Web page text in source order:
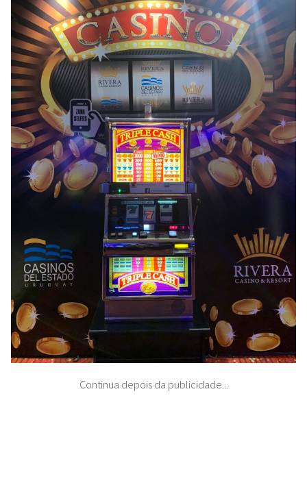
Continua depois da publicidade...